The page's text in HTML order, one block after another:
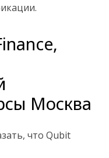
Москва
что Qubit